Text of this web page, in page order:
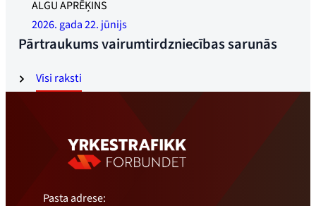
Visi raksti
ALGU APRĒĶINS
2026. gada 22. jūnijs
Pārtraukums vairumtirdzniecības sarunās
Pasta adrese: